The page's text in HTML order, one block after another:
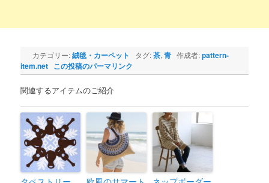
カテゴリー:絨毯・カーペット タグ:茶,青 作成者:pattern-
item.net この投稿のパーマリンク
関連するアイテムのご紹介